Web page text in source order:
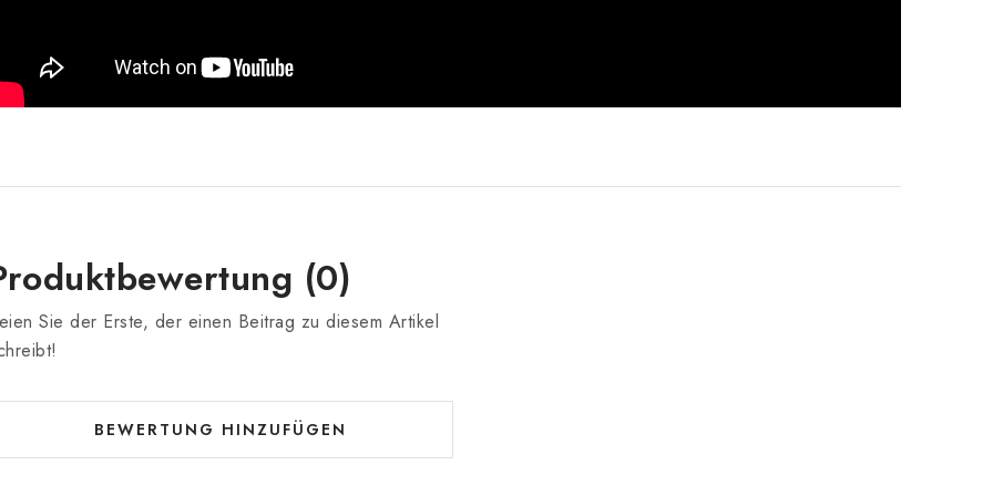
(0)
Sie der Erste, der einen Beitrag zu diesem Artikel
BEWERTUNG HINZUFÜGEN